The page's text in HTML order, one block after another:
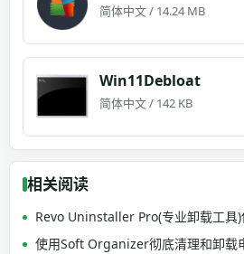
简体中文 / 14.24 MB
Win11Debloat
简体中文 / 142 KB
相关阅读
Revo Uninstaller Pro(专业卸载工具
使用Soft Organizer彻底清理和卸载